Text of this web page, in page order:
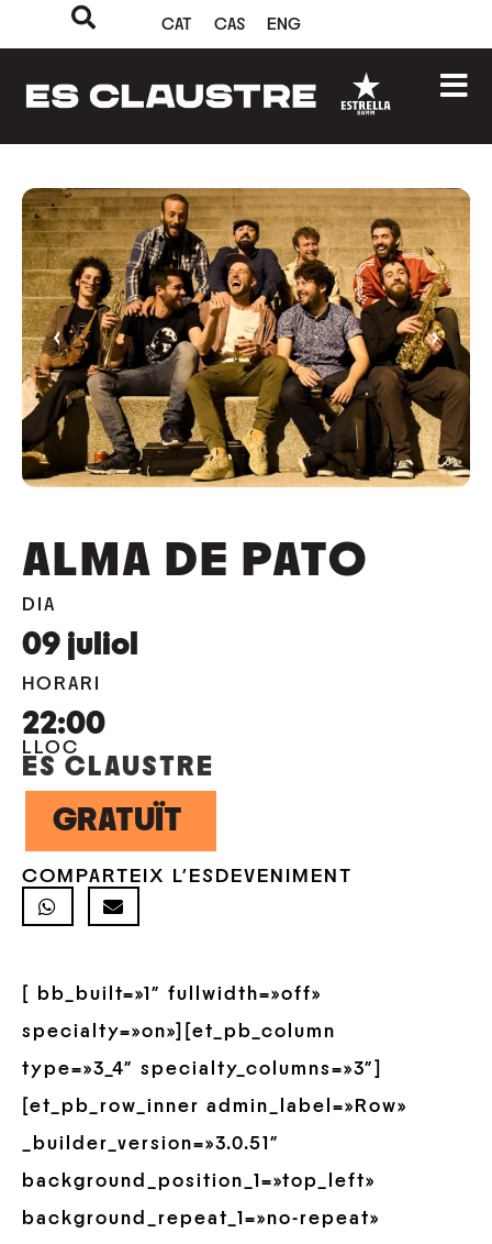
CAT CAS ENG
‹ ›
ALMA DE PATO
DIA
09 juliol
HORARI
22:00
LLOC
ES CLAUSTRE
GRATUÏT
COMPARTEIX L'ESDEVENIMENT
[ bb_built=»1″ fullwidth=»off»
specialty=»on»][et_pb_column
type=»3_4″ specialty_columns=»3″]
[et_pb_row_inner admin_label=»Row»
_builder_version=»3.0.51″
background_position_1=»top_left»
background_repeat_1=»no-repeat»